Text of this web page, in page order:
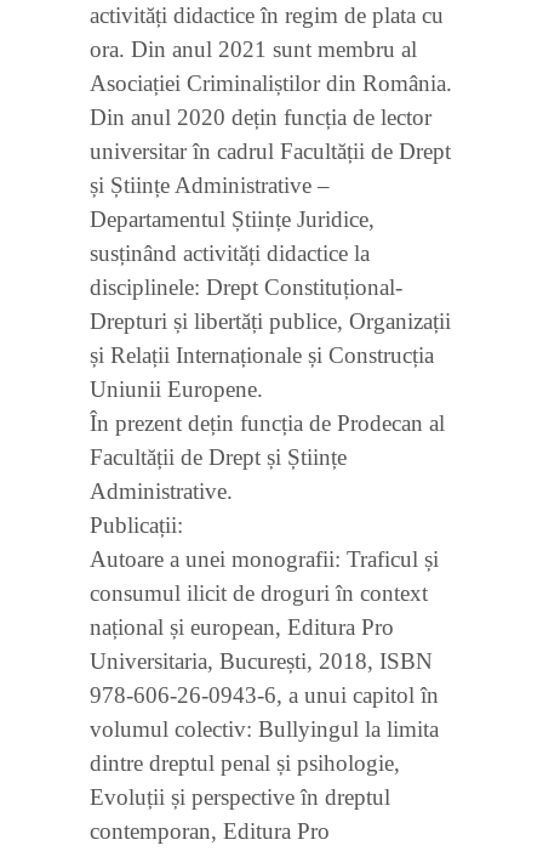
activități didactice în regim de plata cu
ora. Din anul 2021 sunt membru al
Asociației Criminaliștilor din România.
Din anul 2020 dețin funcția de lector
universitar în cadrul Facultății de Drept
și Științe Administrative –
Departamentul Științe Juridice,
susținând activități didactice la
disciplinele: Drept Constituțional-
Drepturi și libertăți publice, Organizații
și Relații Internaționale și Construcția
Uniunii Europene.
În prezent dețin funcția de Prodecan al
Facultății de Drept și Științe
Administrative.
Publicații:
Autoare a unei monografii: Traficul și
consumul ilicit de droguri în context
național și european, Editura Pro
Universitaria, București, 2018, ISBN
978-606-26-0943-6, a unui capitol în
volumul colectiv: Bullyingul la limita
dintre dreptul penal și psihologie,
Evoluții și perspective în dreptul
contemporan, Editura Pro